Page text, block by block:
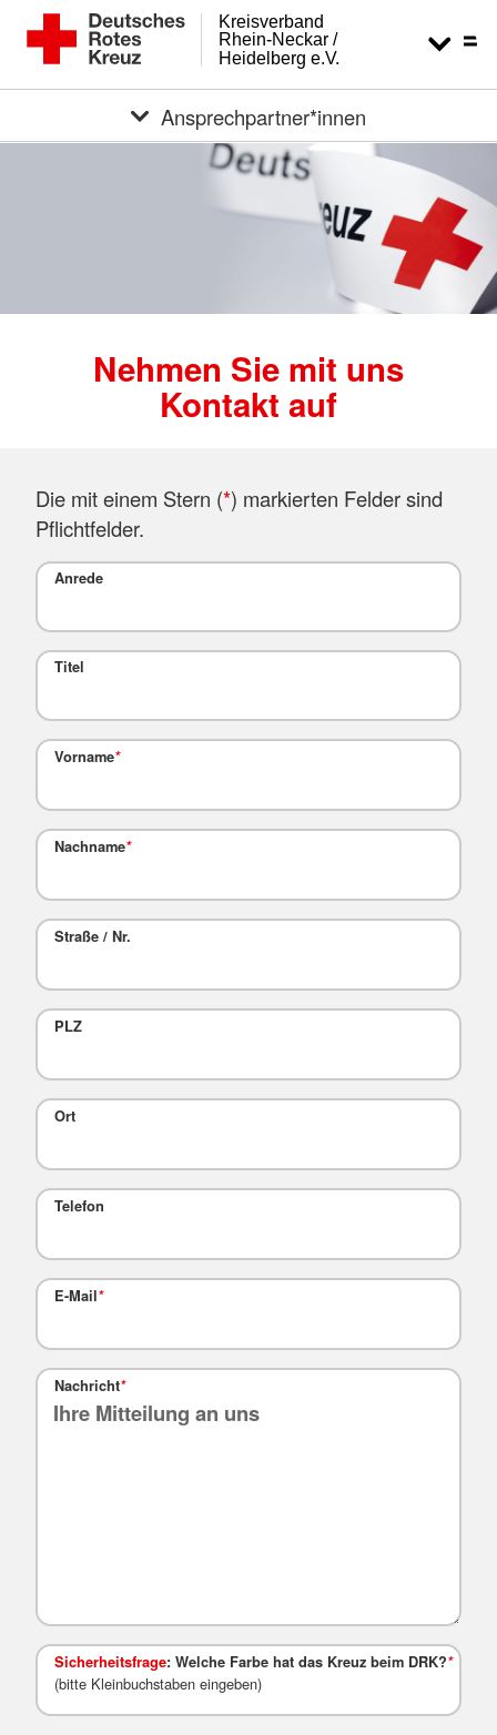
Heidelberg e.V.
Rhein-Neckar /
Kreisverband
Ansprechpartner*innen
Nehmen Sie mit uns
Kontakt auf
Die mit einem Stern (*) markierten Felder sind
Pflichtfelder.
Anrede
Titel
Vorname*
Nachname*
Straße / Nr.
PLZ
Ort
Telefon
E-Mail*
Nachricht*
Sicherheitsfrage: Welche Farbe hat das Kreuz beim DRK?*
(bitte Kleinbuchstaben eingeben)